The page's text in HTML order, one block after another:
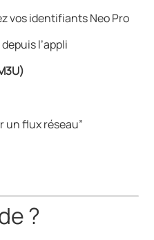
vos identifiants Neo Pro
l’appli
un flux réseau”
?